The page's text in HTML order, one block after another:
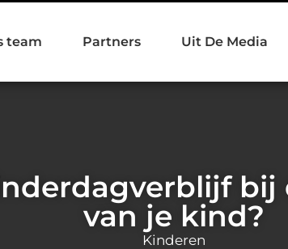
team Partners Uit De Media
van je kind?
Kinderen